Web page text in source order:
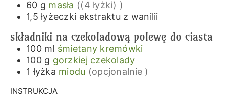
60 g masła ((4 łyżki) )
1,5 łyżeczki ekstraktu z wanilii
składniki na czekoladową polewę do ciasta
100 ml śmietany kremówki
100 g gorzkiej czekolady
1 łyżka miodu (opcjonalnie )
INSTRUKCJA